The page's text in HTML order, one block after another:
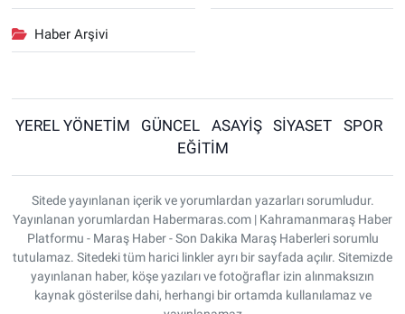
Haber Arşivi
YEREL YÖNETİM GÜNCEL ASAYİŞ SİYASET
SPOR
EĞİTİM
Sitede yayınlanan içerik ve yorumlardan yazarları sorumludur.
Yayınlanan yorumlardan Habermaras.com | Kahramanmaraş Haber
Platformu - Maraş Haber - Son Dakika Maraş Haberleri sorumlu
tutulamaz. Sitedeki tüm harici linkler ayrı bir sayfada açılır. Sitemizde
yayınlanan haber, köşe yazıları ve fotoğraflar izin alınmaksızın
kaynak gösterilse dahi, herhangi bir ortamda kullanılamaz ve